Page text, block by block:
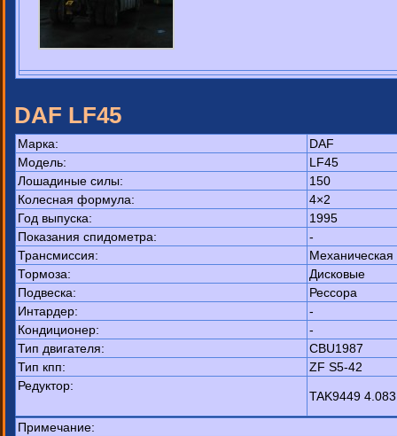
DAF LF45
Марка:
DAF
Модель:
LF45
Лошадиные силы:
150
Колесная формула:
4×2
Год выпуска:
1995
Показания спидометра:
-
Трансмиссия:
Механическая
Тормоза:
Дисковые
Подвеска:
Рессора
Интардер:
-
Кондиционер:
-
Тип двигателя:
CBU1987
Тип кпп:
ZF S5-42
Редуктор:
TAK9449
Примечание: